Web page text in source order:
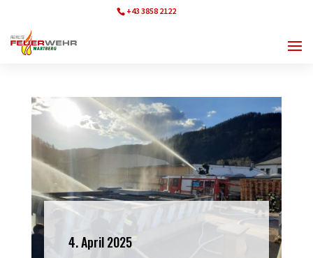
+43 3858 2122
4. April 2025